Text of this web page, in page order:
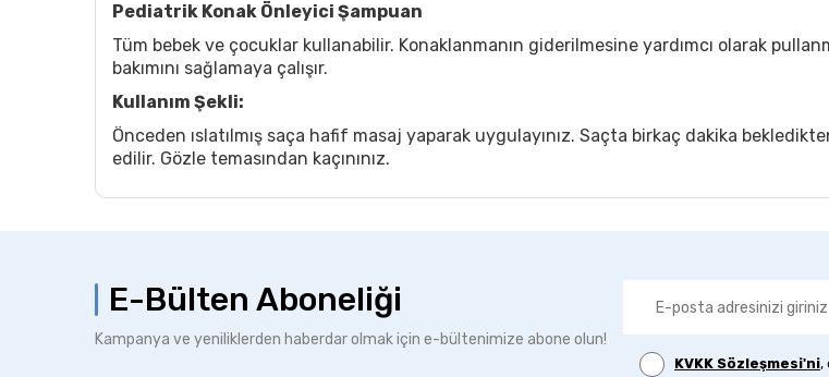
Pediatrik Konak Önleyici Şampuan
Tüm bebek ve çocuklar kullanabilir. Konaklanmanın giderilmesine yardımcı olarak
bakımını sağlamaya çalışır.
Kullanım Şekli:
Önceden ıslatılmış saça hafif masaj yaparak uygulayınız. Saçta birkaç dakika
edilir. Gözle temasından kaçınınız.
E-Bülten Aboneliği
Kampanya ve yeniliklerden haberdar olmak için e-bültenimize abone olun!
KVKK Sözleşmesi'ni,